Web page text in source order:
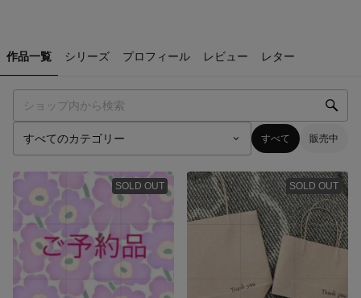
作品一覧 シリーズ プロフィール レビュー レター
すべて 販売中
SOLD OUT SOLD OUT